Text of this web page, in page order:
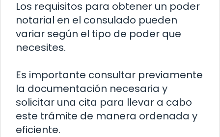
Los requisitos para obtener un poder
notarial en el consulado pueden
variar según el tipo de poder que
necesites.
Es importante consultar previamente
la documentación necesaria y
solicitar una cita para llevar a cabo
este trámite de manera ordenada y
eficiente.